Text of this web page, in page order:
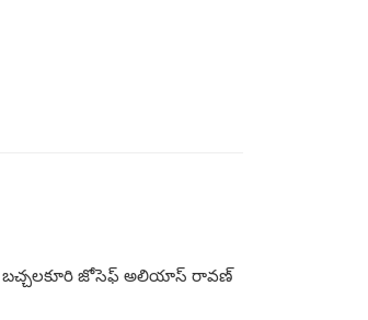
బచ్చలకూరి జోసెఫ్ అలియాస్ రావణ్